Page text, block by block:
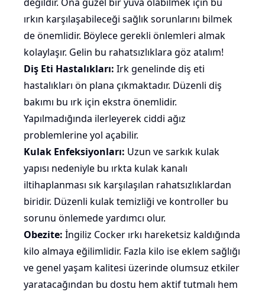
ırkın karşılaşabileceği sağlık sorunlarını bilmek
de önemlidir. Böylece gerekli önlemleri almak
kolaylaşır. Gelin bu rahatsızlıklara göz atalım!
Diş Eti Hastalıkları: Irk genelinde diş eti
hastalıkları ön plana çıkmaktadır. Düzenli diş
bakımı bu ırk için ekstra önemlidir.
Yapılmadığında ilerleyerek ciddi ağız
problemlerine yol açabilir.
Kulak Enfeksiyonları: Uzun ve sarkık kulak
yapısı nedeniyle bu ırkta kulak kanalı
iltihaplanması sık karşılaşılan rahatsızlıklardan
biridir. Düzenli kulak temizliği ve kontroller bu
sorunu önlemede yardımcı olur.
Obezite: İngiliz Cocker ırkı hareketsiz kaldığında
kilo almaya eğilimlidir. Fazla kilo ise eklem sağlığı
ve genel yaşam kalitesi üzerinde olumsuz etkiler
yaratacağından bu dostu hem aktif tutmalı hem